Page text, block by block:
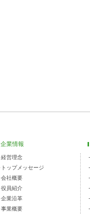
企業情報
経営理念
トップメッセージ
会社概要
役員紹介
企業沿革
事業概要